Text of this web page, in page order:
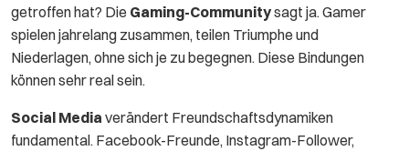
getroffen hat? Die Gaming-Communitysagt ja. Gamer
spielen jahrelang zusammen, teilen Triumphe und
Niederlagen, ohne sich je zu begegnen. Diese Bindungen
können sehr real sein.
Social Mediaverändert Freundschaftsdynamiken
fundamental. Facebook-Freunde, Instagram-Follower,